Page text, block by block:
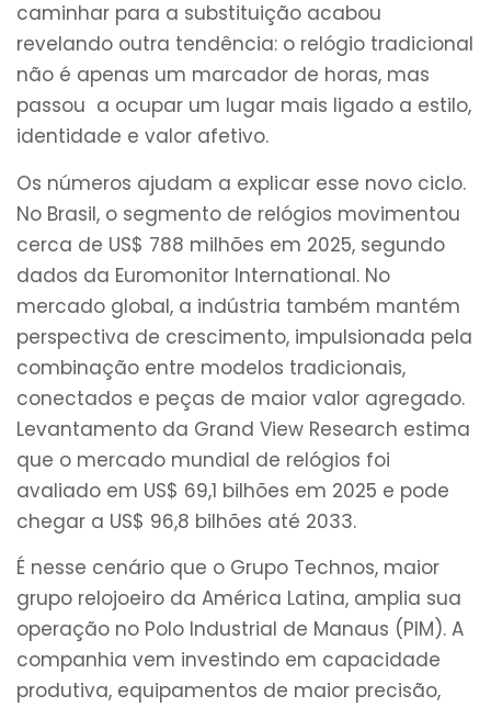
caminhar para a substituição acabou
revelando outra tendência: o relógio tradicional
não é apenas um marcador de horas, mas
passou a ocupar um lugar mais ligado a estilo,
identidade e valor afetivo.
Os números ajudam a explicar esse novo ciclo.
No Brasil, o segmento de relógios movimentou
cerca de US$ 788 milhões em 2025, segundo
dados da Euromonitor International. No
mercado global, a indústria também mantém
perspectiva de crescimento, impulsionada pela
combinação entre modelos tradicionais,
conectados e peças de maior valor agregado.
Levantamento da Grand View Research estima
que o mercado mundial de relógios foi
avaliado em US$ 69,1 bilhões em 2025 e pode
chegar a US$ 96,8 bilhões até 2033.
É nesse cenário que o Grupo Technos, maior
grupo relojoeiro da América Latina, amplia sua
operação no Polo Industrial de Manaus (PIM). A
companhia vem investindo em capacidade
produtiva, equipamentos de maior precisão,